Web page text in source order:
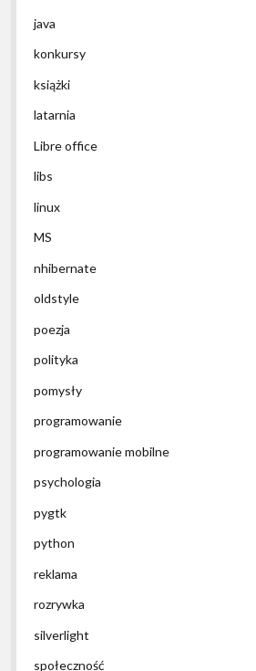
java
konkursy
książki
latarnia
Libre office
libs
linux
MS
nhibernate
oldstyle
poezja
polityka
pomysły
programowanie
programowanie mobilne
psychologia
pygtk
python
reklama
rozrywka
silverlight
społeczność